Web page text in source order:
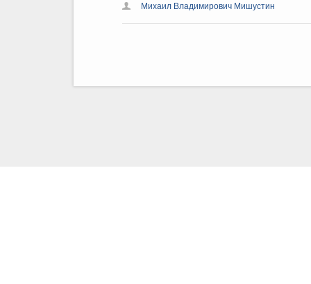
Михаил Владимирович Мишустин